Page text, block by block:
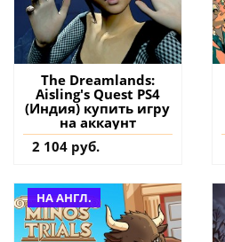
The Dreamlands:
Aisling's Quest PS4
(Индия) купить игру
на аккаунт
2 104 руб.
НА АНГЛ.